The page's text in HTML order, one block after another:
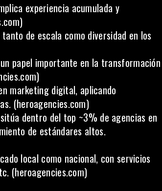
experiencia acumulada y
)
de escala como diversidad en los
papel importante en la transformación
)
marketing digital, aplicando
(heroagencies.com)
dentro del top ~3% de agencias en
de estándares altos.
local como nacional, con servicios
(heroagencies.com)